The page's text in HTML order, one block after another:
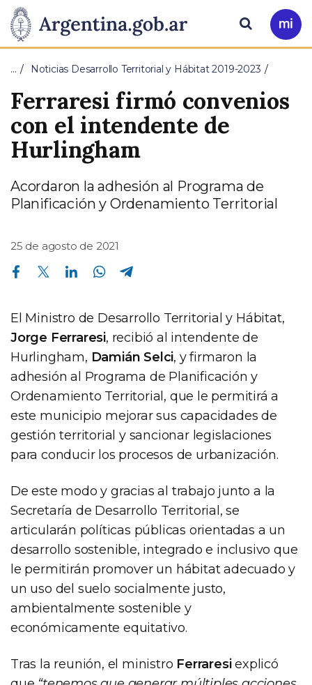
Presidencia
de
la
Nación
Pasar al contenido principal
Ir
a
Buscar
… Noticias Desarrollo Territorial y Hábitat 2019-2023
Ferraresi firmó convenios
con el intendente de
Hurlingham
Acordaron la adhesión al Programa de
Planificación y Ordenamiento Territorial
25 de agosto de 2021
Compartir en Facebook Compartir en Twitter Compartir en Linkedin Compartir en Whatsapp
El Ministro de Desarrollo Territorial y Hábitat,
Jorge Ferraresi, recibió al intendente de
Hurlingham, Damián Selci, y firmaron la
adhesión al Programa de Planificación y
Ordenamiento Territorial, que le permitirá a
este municipio mejorar sus capacidades de
gestión territorial y sancionar legislaciones
para conducir los procesos de urbanización.
De este modo y gracias al trabajo junto a la
Secretaría de Desarrollo Territorial, se
articularán políticas públicas orientadas a un
desarrollo sostenible, integrado e inclusivo que
le permitirán promover un hábitat adecuado y
un uso del suelo socialmente justo,
ambientalmente sostenible y
económicamente equitativo.
Tras la reunión, el ministro Ferraresiexplicó